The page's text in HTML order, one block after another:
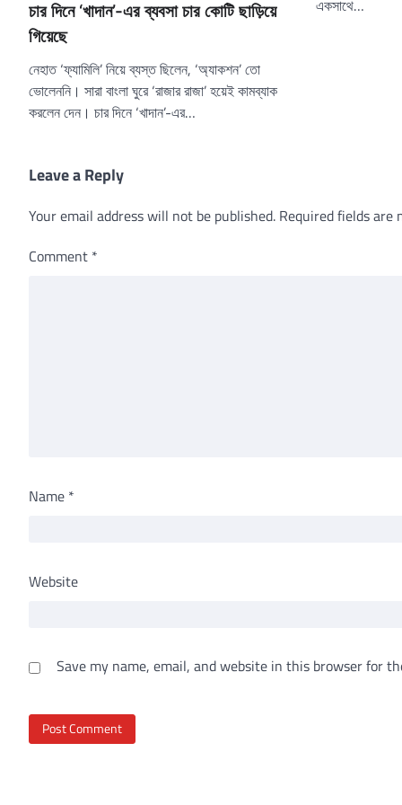
চার দিনে ‘খাদান’-এর ব্যবসা চার কোটি ছাড়িয়ে
গিয়েছে
নেহাত ‘ফ্যামিলি’ নিয়ে ব্যস্ত ছিলেন, ‘অ্যাকশন’ তো
ভোলেননি। সারা বাংলা ঘুরে ‘রাজার রাজা’ হয়েই কামব্যাক
করলেন দেন। চার দিনে ‘খাদান’-এর…
একসাথে…
Leave a Reply
Your email address will not be published. Required fields are
Comment *
Name *
Website
Save my name, email, and website in this browser for